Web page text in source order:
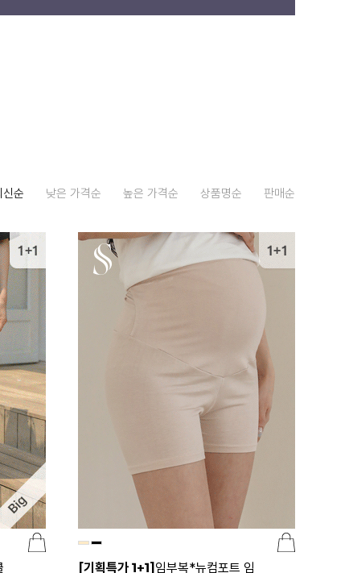
신순 낮은 가격순 높은 가격순 상품명순 판매순
[기획특가 1+1]임부복*뉴컴포트 임